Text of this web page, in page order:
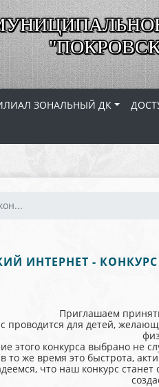
ЗОНАЛЬНЫЙ ДК
ИНТЕРНЕТ -
Приглашаем
проводится для детей,
этого конкурса выбрано не
в то же время это быстрота,
что наш конкурс